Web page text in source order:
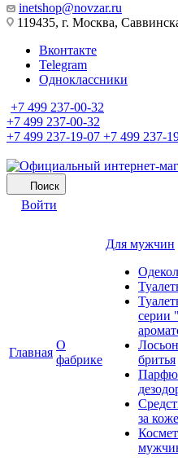
inetshop@novzar.ru
119435, г. Москва,
Вконтакте
Telegram
Одноклассники
+7 499 237-00-32
+7 499 237-00-32
+7 499 237-19-07 +7 499 237-
Поиск
Войти
Главная
О
фабрике
Для мужчин
серии
бритья
за